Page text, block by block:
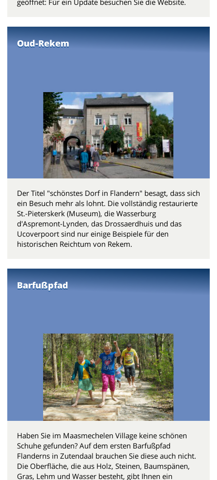
geöffnet: Für ein Update besuchen Sie die Website.
Oud-Rekem
Der Titel "schönstes Dorf in Flandern" besagt, dass sich
ein Besuch mehr als lohnt. Die vollständig restaurierte
St.-Pieterskerk (Museum), die Wasserburg
d'Aspremont-Lynden, das Drossaerdhuis und das
Ucoverpoort sind nur einige Beispiele für den
historischen Reichtum von Rekem.
Barfußpfad
Haben Sie im Maasmechelen Village keine schönen
Schuhe gefunden? Auf dem ersten Barfußpfad
Flanderns in Zutendaal brauchen Sie diese auch nicht.
Die Oberfläche, die aus Holz, Steinen, Baumspänen,
Gras, Lehm und Wasser besteht, gibt Ihnen ein